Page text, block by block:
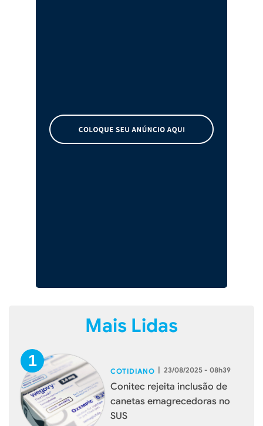
Mais Lidas
COTIDIANO | 23/08/2025 - 08h39
Conitec rejeita inclusão de
canetas emagrecedoras no
SUS